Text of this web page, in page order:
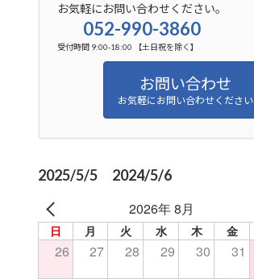
お気軽にお問い合わせください。
052-990-3860
受付時間 9:00-18:00 【土日祝を除く】
お問い合わせ
お気軽にお問い合わせください
2025/5/5 2024/5/6
2026年 8月
日 月 火 水 木 金
26 27 28 29 30 31